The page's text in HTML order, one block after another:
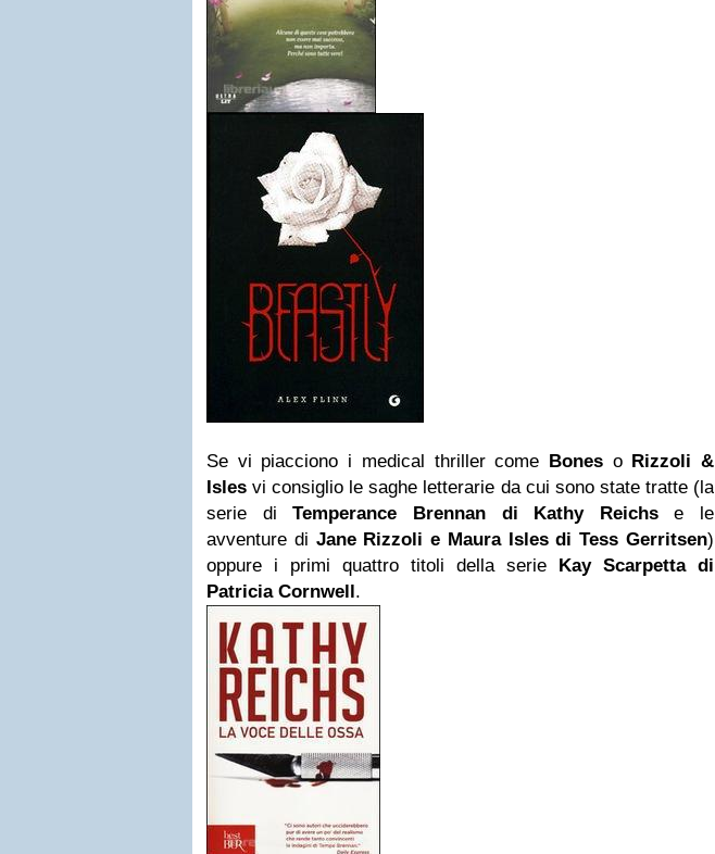
Se vi piacciono i medical thriller come Bones o Rizzoli &
Isles vi consiglio le saghe letterarie da cui sono state tratte (la
serie diTemperance Brennan di Kathy Reichse le
avventure di Jane Rizzoli e Maura Islesdi Tess Gerritsen)
oppure i primi quattro titoli della serie Kay Scarpetta di
Patricia Cornwell.